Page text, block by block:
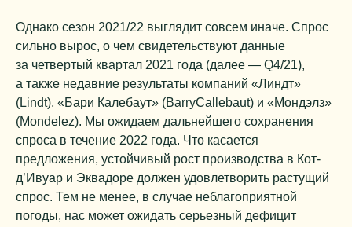
Однако сезон 2021/22 выглядит совсем иначе. Спрос
сильно вырос, о чем свидетельствуют данные
за четвертый квартал 2021 года (далее — Q4/21),
а также недавние результаты компаний «Линдт»
(Lindt), «Бари Калебаут» (BarryCallebaut) и «Мондэлз»
(Mondelez). Мы ожидаем дальнейшего сохранения
спроса в течение 2022 года. Что касается
предложения, устойчивый рост производства в Кот-
д’Ивуар и Эквадоре должен удовлетворить растущий
спрос. Тем не менее, в случае неблагоприятной
погоды, нас может ожидать серьезный дефицит